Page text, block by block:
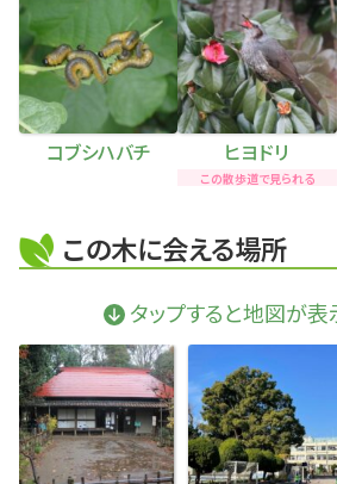
コブシハバチ ヒヨドリ
この散歩道で見られる
この木に会える場所
タップすると地図が表